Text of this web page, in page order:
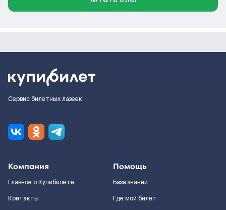
Сервис билетных лазеек
Компания
Главное о Купибилете
Контакты
Помощь
База знаний
Где мой билет